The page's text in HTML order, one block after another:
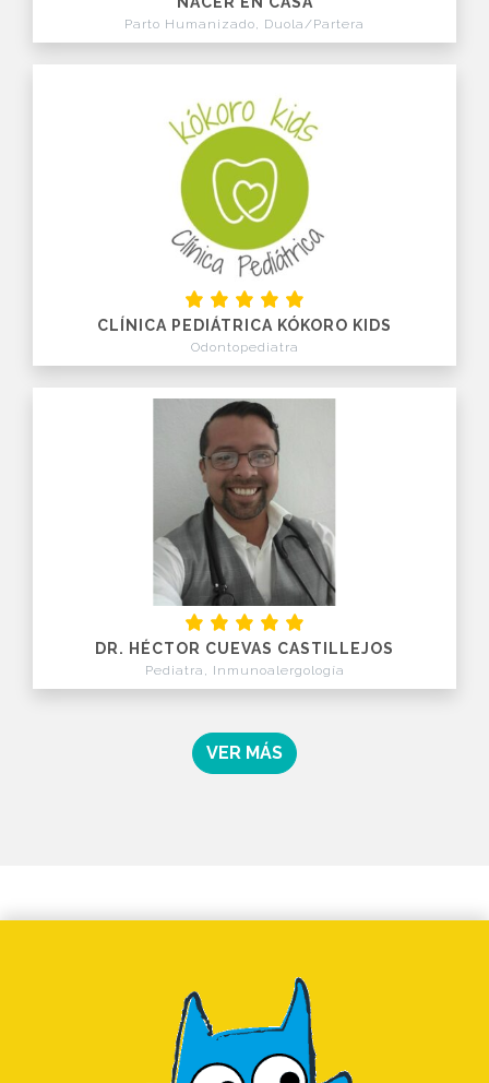
Parto Humanizado, Duola/Partera
CLÍNICA PEDIÁTRICA KÓKORO KIDS
Odontopediatra
DR. HÉCTOR CUEVAS CASTILLEJOS
Pediatra, Inmunoalergología
VER MÁS